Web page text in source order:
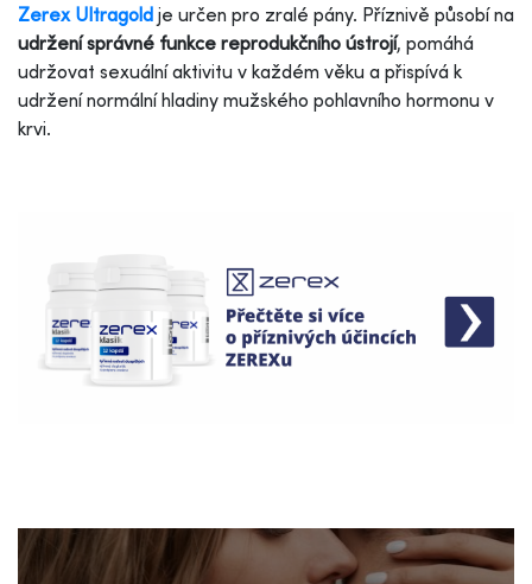
Zerex Ultragold je určen pro zralé pány. Příznivě působí na
udržení správné funkce reprodukčního ústrojí, pomáhá
udržovat sexuální aktivitu v každém věku a přispívá k
udržení normální hladiny mužského pohlavního hormonu v
krvi.